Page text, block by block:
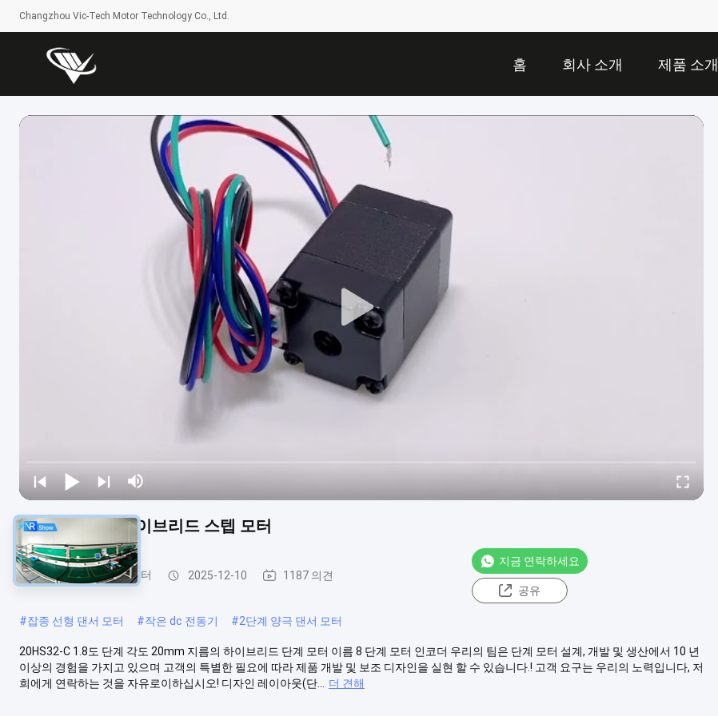
Changzhou Vic-Tech Motor Technology Co., Ltd.
홈 회사 소개 제품 소개
20mm 지름의 하이브리드 스텝 모터
하이브리드 스테퍼 모터 2025-12-10 1187 의견
지금 연락하세요
공유
#잡종 선형 댄서 모터 #작은 dc 전동기 #2단계 양극 댄서 모터
20HS32-C 1.8도 단계 각도 20mm 지름의 하이브리드 단계 모터 이름 8 단계 모터 인코더 우리의 팀은 단계 모터 설계, 개발 및 생산에서 10 년
이상의 경험을 가지고 있으며 고객의 특별한 필요에 따라 제품 개발 및 보조 디자인을 실현 할 수 있습니다.! 고객 요구는 우리의 노력입니다, 저
희에게 연락하는 것을 자유로이하십시오! 디자인 레이아웃(단...
더 견해